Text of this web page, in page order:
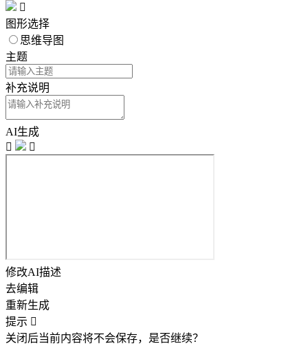

图形选择
思维导图
主题
补充说明
AI生成


修改AI描述
去编辑
重新生成
提示 
关闭后当前内容将不会保存，是否继续？